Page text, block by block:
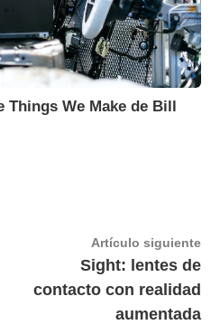
We Make de Bill
Artículo siguiente
Sight: lentes de
contacto con realidad
aumentada